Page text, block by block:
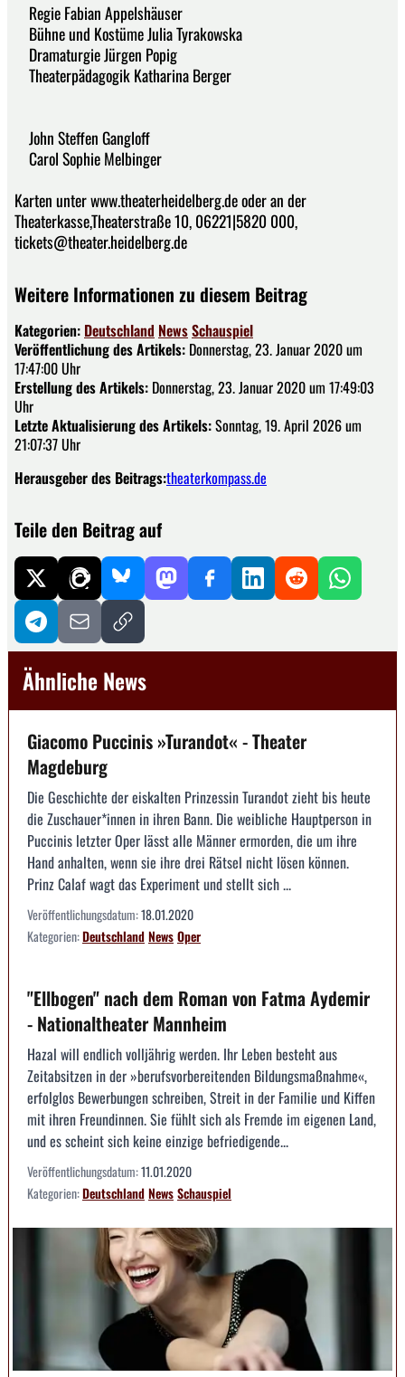
Regie Fabian Appelshäuser
Bühne und Kostüme Julia Tyrakowska
Dramaturgie Jürgen Popig
Theaterpädagogik Katharina Berger
John Steffen Gangloff
Carol Sophie Melbinger
Karten unter www.theaterheidelberg.de oder an der
Theaterkasse,Theaterstraße 10, 06221|5820 000,
tickets@theater.heidelberg.de
Weitere Informationen zu diesem Beitrag
Kategorien: Deutschland NewsSchauspiel
Veröffentlichung des Artikels: Donnerstag, 23. Januar 2020 um
17:47:00 Uhr
Erstellung des Artikels: Donnerstag, 23. Januar 2020 um 17:49:03
Uhr
Letzte Aktualisierung des Artikels:Sonntag, 19. April 2026 um
21:07:37 Uhr
Herausgeber des Beitrags:theaterkompass.de
Teile den Beitrag auf
Ähnliche News
Giacomo Puccinis »Turandot« - Theater
Magdeburg
Die Geschichte der eiskalten Prinzessin Turandot zieht bis heute
die Zuschauer*innen in ihren Bann. Die weibliche Hauptperson in
Puccinis letzter Oper lässt alle Männer ermorden, die um ihre
Hand anhalten, wenn sie ihre drei Rätsel nicht lösen können.
Prinz Calaf wagt das Experiment und stellt sich ...
Veröffentlichungsdatum:18.01.2020
Kategorien:DeutschlandNewsOper
"Ellbogen" nach dem Roman von Fatma Aydemir
- Nationaltheater Mannheim
Hazal will endlich volljährig werden. Ihr Leben besteht aus
Zeitabsitzen in der »berufsvorbereitenden Bildungsmaßnahme«,
erfolglos Bewerbungen schreiben, Streit in der Familie und Kiffen
mit ihren Freundinnen. Sie fühlt sich als Fremde im eigenen Land,
und es scheint sich keine einzige befriedigende...
Veröffentlichungsdatum:11.01.2020
Kategorien:DeutschlandNewsSchauspiel